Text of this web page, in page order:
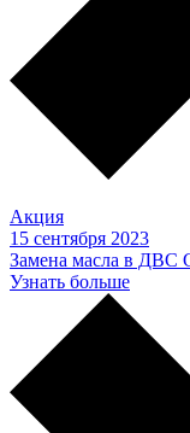
Акция
15 сентября 2023
Замена масла в ДВС
Узнать больше